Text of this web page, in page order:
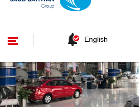
English